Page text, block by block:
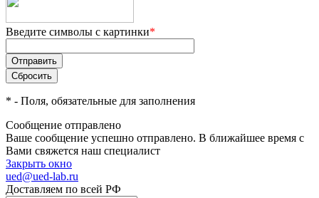
Введите символы с картинки*
* - Поля, обязательные для заполнения
Сообщение отправлено
Ваше сообщение успешно отправлено. В ближайшее время с
Вами свяжется наш специалист
Закрыть окно
ued@ued-lab.ru
Доставляем по всей РФ